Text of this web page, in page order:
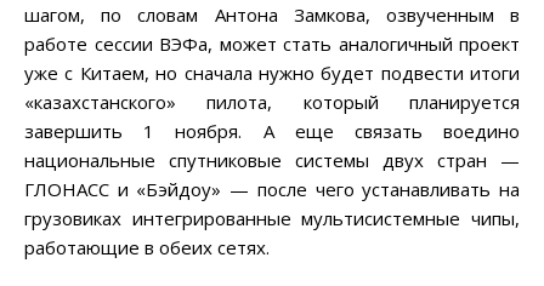
шагом, по словам Антона Замкова, озвученным в
работе сессии ВЭФа, может стать аналогичный проект
уже с Китаем, но сначала нужно будет подвести итоги
«казахстанского» пилота, который планируется
завершить 1 ноября. А еще связать воедино
национальные спутниковые системы двух стран —
ГЛОНАСС и «Бэйдоу» — после чего устанавливать на
грузовиках интегрированные мультисистемные чипы,
работающие в обеих сетях.